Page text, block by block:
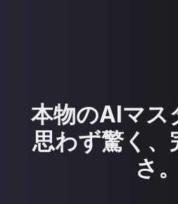
本物のAIマス
思わず驚く、
さ。